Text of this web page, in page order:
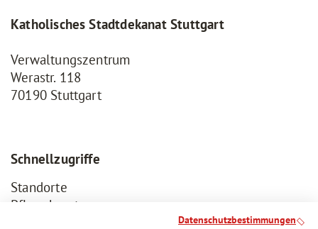
Katholisches Stadtdekanat Stuttgart
Verwaltungszentrum
Werastr. 118
70190 Stuttgart
Schnellzugriffe
Standorte
Pflegeberatung
Datenschutzbestimmungen